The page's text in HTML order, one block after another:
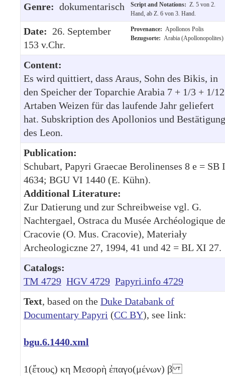
Genre: dokumentarisch Script and Notations: Z. 5 von 2.
Hand, ab Z. 6 von 3. Hand.
Date: 26. September
153 v.Chr.
Provenance: Apollonos Polis
Bezugsorte: Arabia (Apollonopolites)
Content:
Es wird quittiert, dass Araus, Sohn des Bikis, in
den Speicher der Toparchie Arabia 7 + 1/3 + 1/12
Artaben Weizen für das laufende Jahr geliefert
hat. Subskription des Apollonios und Bestätigung
des Leon.
Publication:
Schubart, Papyri Graecae Berolinenses 8 e = SB I
4634; BGU VI 1440 (E. Kühn).
Additional Literature:
Zur Datierung und zur Schreibweise vgl. G.
Nachtergael, Ostraca du Musée Archéologique de
Cracovie (O. Mus. Cracovie), Materiały
Archeologiczne 27, 1994, 41 und 42 = BL XI 27.
Catalogs:
TM 4729 HGV 4729 Papyri.info 4729
Text, based on the Duke Databank of
Documentary Papyri (CC BY), see link:
bgu.6.1440.xml
1(ἔτους) κη Μεσορὴ ἐπαγο(μένων) β